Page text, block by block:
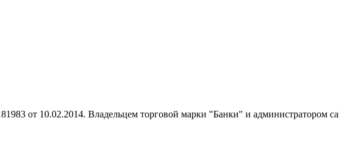
от 10.02.2014. Владельцем торговой марки "Банки" и администратором